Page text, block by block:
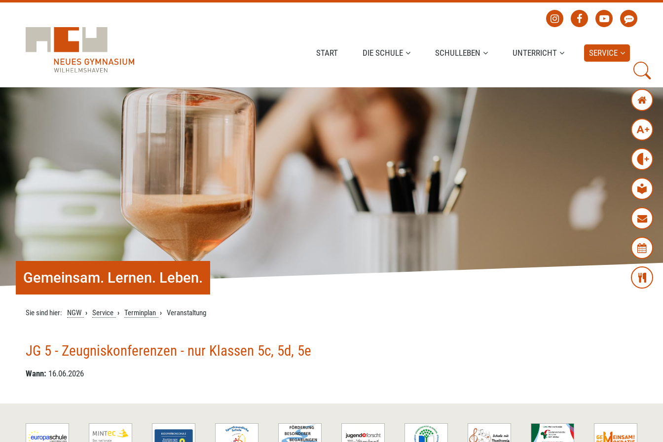
NAVIGATION ÜBERSPRINGEN
START DIE SCHULE SCHULLEBEN UNTERRICHT SERVICE
Gemeinsam. Lernen. Leben.
Sie sind hier: NGW Service Terminplan Veranstaltung
JG 5 - Zeugniskonferenzen - nur Klassen 5c, 5d, 5e
Wann: 16.06.2026